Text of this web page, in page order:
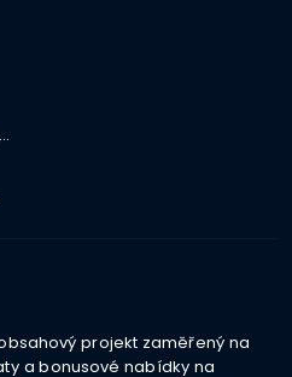
projekt zaměřený na
a bonusové nabídky na